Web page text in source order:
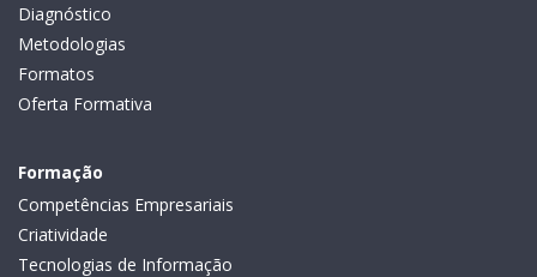
Diagnóstico
Metodologias
Formatos
Oferta Formativa
Formação
Competências Empresariais
Criatividade
Tecnologias de Informação